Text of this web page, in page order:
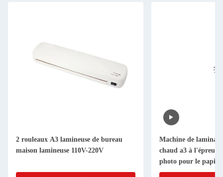
2 rouleaux A3 lamineuse de bureau
maison lamineuse 110V-220V
Machine de
chaud a3 à l'épreuve
photo pour le papier
LM2017